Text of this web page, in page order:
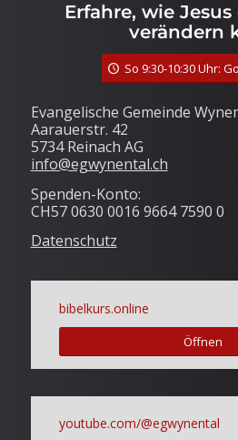
Erfahre, wie
verändern
So 9:30-10:30 Uhr:
Evangelische Gemeinde
Aarauerstr. 42
5734 Reinach AG
info@egwynental.ch
Spenden-Konto:
CH57 0630 0016 9664 7590 0
Datenschutz
bibelkurs.online
Öffnen
youtube.com/@egwynental